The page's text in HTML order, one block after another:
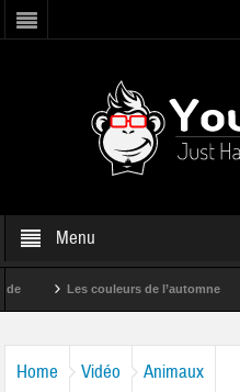
Menu
Les couleurs de l’automne
Home Vidéo Animaux